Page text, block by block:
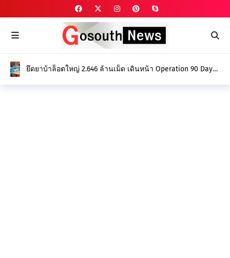
ยึดยาบ้าล็อตใหญ่ 2.646 ล้านเม็ด เดินหน้า Operation 90 Days